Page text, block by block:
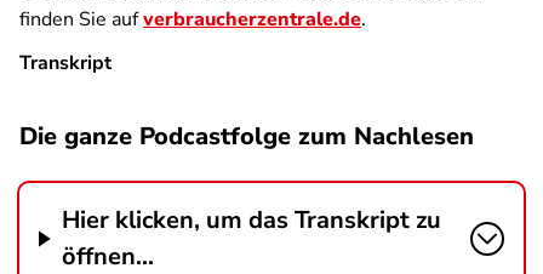
finden Sie aufverbraucherzentrale.de.
Transkript
Die ganze Podcastfolge zum Nachlesen
Hier klicken, um das Transkript zu
öffnen...